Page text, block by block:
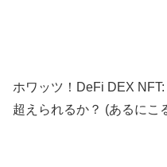
ホワッツ！DeFi DEX
超えられるか？ (あるにこ